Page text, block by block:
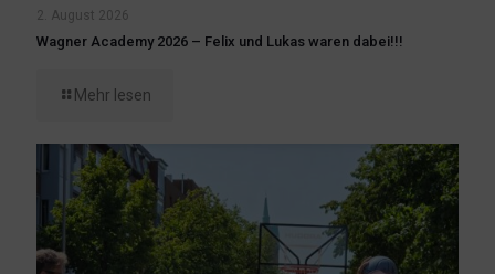
2. August 2026
Wagner Academy 2026 – Felix und Lukas waren dabei!!!
Mehr lesen